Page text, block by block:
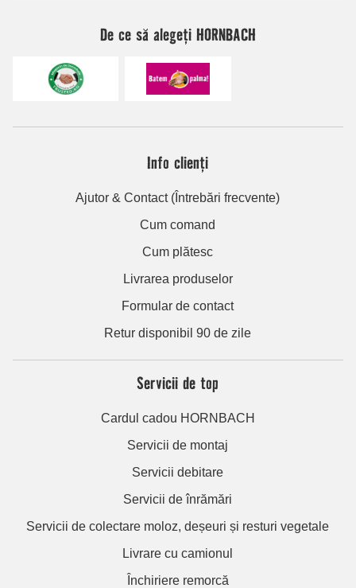
De ce să alegeți HORNBACH
Info clienți
Ajutor & Contact (Întrebări frecvente)
Cum comand
Cum plătesc
Livrarea produselor
Formular de contact
Retur disponibil 90 de zile
Servicii de top
Cardul cadou HORNBACH
Servicii de montaj
Servicii debitare
Servicii de înrămări
Servicii de colectare moloz, deșeuri și resturi vegetale
Livrare cu camionul
Închiriere remorcă